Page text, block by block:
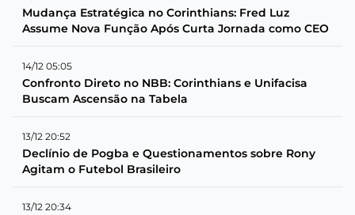
Mudança Estratégica no Corinthians: Fred Luz
Assume Nova Função Após Curta Jornada como CEO
14/12 05:05
Confronto Direto no NBB: Corinthians e Unifacisa
Buscam Ascensão na Tabela
13/12 20:52
Declínio de Pogba e Questionamentos sobre Rony
Agitam o Futebol Brasileiro
13/12 20:34